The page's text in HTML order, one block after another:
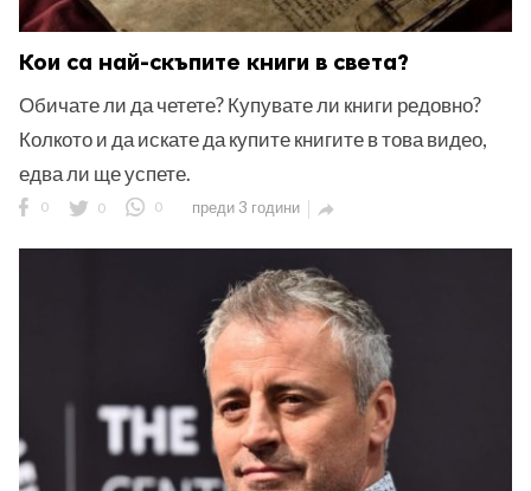
Кои са най-скъпите книги в света?
Обичате ли да четете? Купувате ли книги редовно?
Колкото и да искате да купите книгите в това видео,
едва ли ще успете.
0 0 0 преди 3 години 